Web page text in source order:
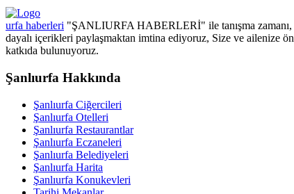
urfa haberleri "ŞANLIURFA HABERLERİ" ile tanışma zamanı,
dayalı içerikleri paylaşmaktan imtina ediyoruz, Size ve ailenize
katkıda bulunuyoruz.
Şanlıurfa Hakkında
Şanlıurfa Ciğercileri
Şanlıurfa Otelleri
Şanlıurfa Restaurantlar
Şanlıurfa Eczaneleri
Şanlıurfa Belediyeleri
Şanlıurfa Harita
Şanlıurfa Konukevleri